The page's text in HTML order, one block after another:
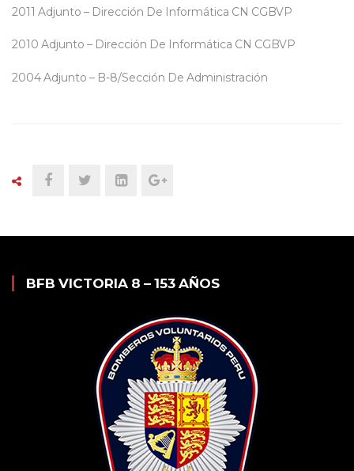
2011 Adjunto – Dirección De Informática CN CGBVP
2010 Adjunto – Dirección De Informática CN CGBVP
2004 Adjunto – B-8/Sección De Administración
BFB VICTORIA 8 – 153 AÑOS